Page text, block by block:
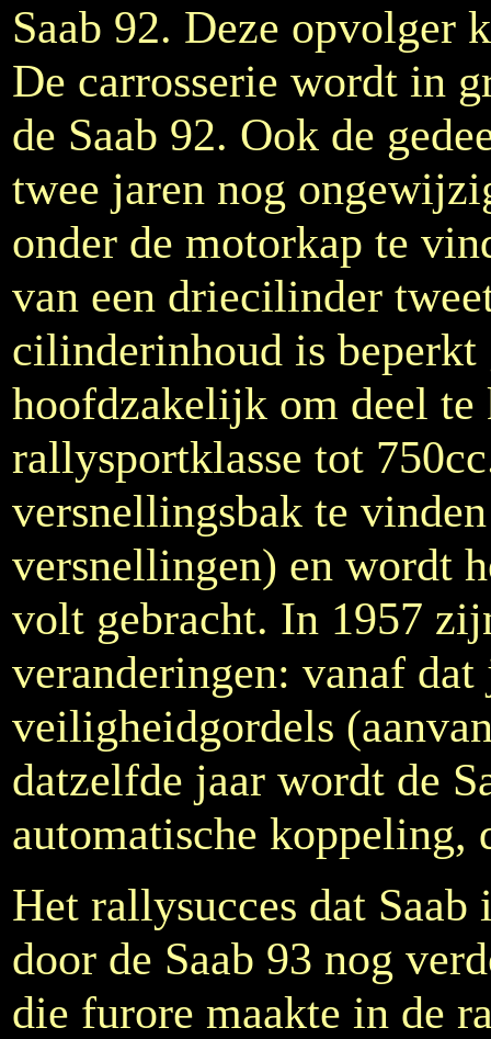
Saab 92. Deze opvolger
De carrosserie wordt in
de Saab 92. Ook de
twee jaren nog
onder de motorkap te
van een driecilinder
cilinderinhoud is beperkt
hoofdzakelijk om deel te
rallysportklasse tot
versnellingsbak te
versnellingen) en wordt
volt gebracht. In 1957
veranderingen: vanaf
veiligheidgordels
datzelfde jaar wordt de
automatische koppeling,
Het rallysucces dat Saab
door de Saab 93 nog
die furore maakte in de